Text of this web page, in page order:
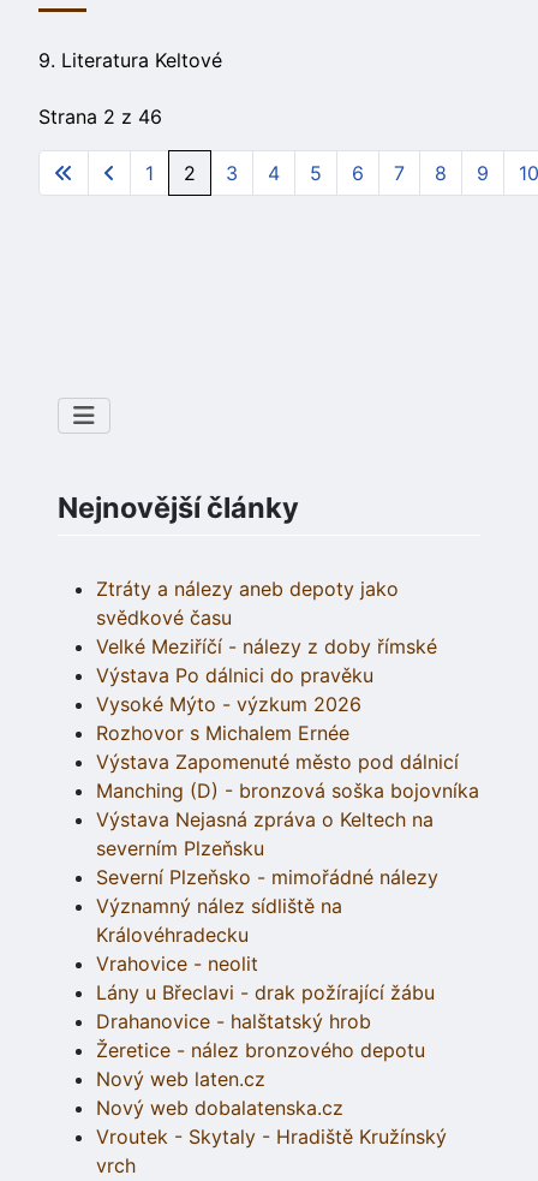
9. Literatura Keltové
Strana 2 z 46
1 2 3 4 5 6 7 8 9 10
Nejnovější články
Ztráty a nálezy aneb depoty jako
svědkové času
Velké Meziříčí - nálezy z doby římské
Výstava Po dálnici do pravěku
Vysoké Mýto - výzkum 2026
Rozhovor s Michalem Ernée
Výstava Zapomenuté město pod dálnicí
Manching (D) - bronzová soška bojovníka
Výstava Nejasná zpráva o Keltech na
severním Plzeňsku
Severní Plzeňsko - mimořádné nálezy
Významný nález sídliště na
Královéhradecku
Vrahovice - neolit
Lány u Břeclavi - drak požírající žábu
Drahanovice - halštatský hrob
Žeretice - nález bronzového depotu
Nový web laten.cz
Nový web dobalatenska.cz
Vroutek - Skytaly - Hradiště Kružínský
vrch